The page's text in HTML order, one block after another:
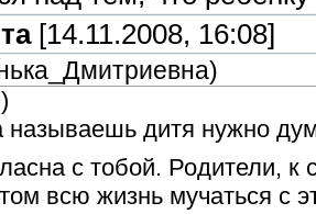
[14.11.2008, 16:08]
)
называешь дитя нужно
с тобой. Родители,
всю жизнь мучаться с